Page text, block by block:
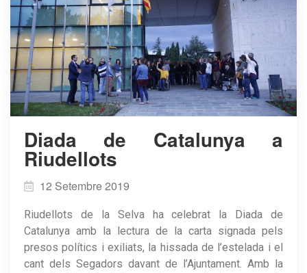
Diada de Catalunya a
Riudellots
12 Setembre 2019
Riudellots de la Selva ha celebrat la Diada de
Catalunya amb la lectura de la carta signada pels
presos polítics i exiliats, la hissada de l’estelada i el
cant dels Segadors davant de l’Ajuntament. Amb la